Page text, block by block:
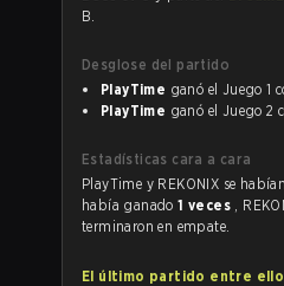
B.
Desglose del partido
PlayTime
ganó
PlayTime
Estadísticas cara a cara
había ganado1 veces ,
terminaron en empate.
El último partido entre